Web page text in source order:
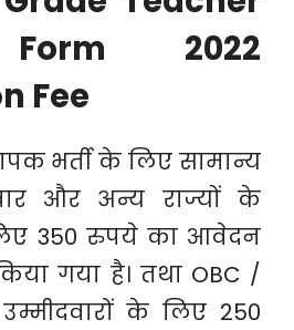
2022
Fee
भर्ती के लिए सामान्य
और अन्य राज्यों के
350 रुपये का आवेदन
गया है। तथा OBC /
के लिए 250